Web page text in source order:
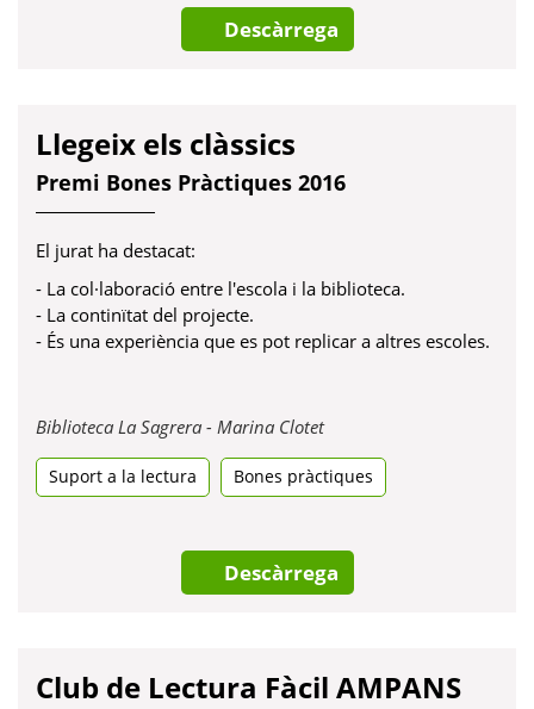
Descàrrega
Llegeix els clàssics
Premi Bones Pràctiques 2016
El jurat ha destacat:
- La col·laboració entre l'escola i la biblioteca.
- La continïtat del projecte.
- És una experiència que es pot replicar a altres escoles.
Biblioteca La Sagrera - Marina ClotetObre
una
pestanya
Suport a la lectura Bones pràctiques
Descàrrega
Club de Lectura Fàcil AMPANS